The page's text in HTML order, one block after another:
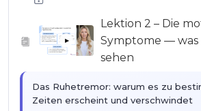
Was wir wissen und was wir noch
die Ursachen der Krankheit wissen
▶
Lektion 2 – Die
Symptome — was
sehen
Das Ruhetremor: warum es zu
Zeiten erscheint und verschwindet